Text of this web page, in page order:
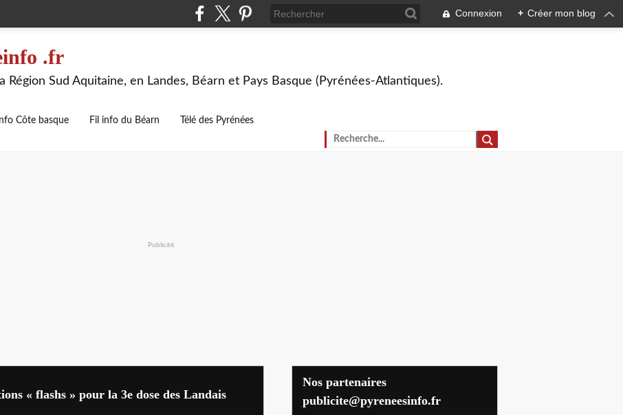
Connexion + Créer mon blog
.fr
Région Sud Aquitaine, en Landes, Béarn et Pays Basque (Pyrénées-Atlantiques).
Côte basque Fil info du Béarn Télé des Pyrénées
Publicité
« flashs » pour la 3e dose des Landais
Nos partenaires
publicite@pyreneesinfo.fr